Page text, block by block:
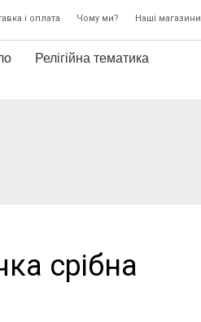
і оплата Чому ми? Наші магазини
Релігійна тематика
срібна